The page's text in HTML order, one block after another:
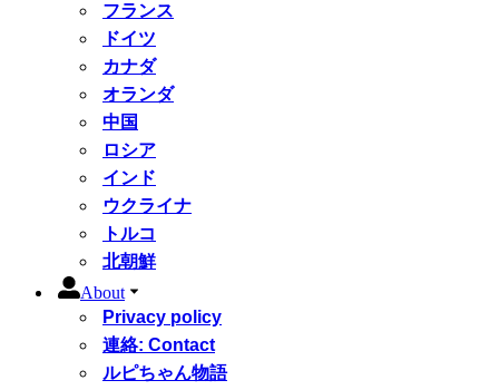
フランス
ドイツ
カナダ
オランダ
中国
ロシア
インド
ウクライナ
トルコ
北朝鮮
About
Privacy policy
連絡: Contact
ルピちゃん物語